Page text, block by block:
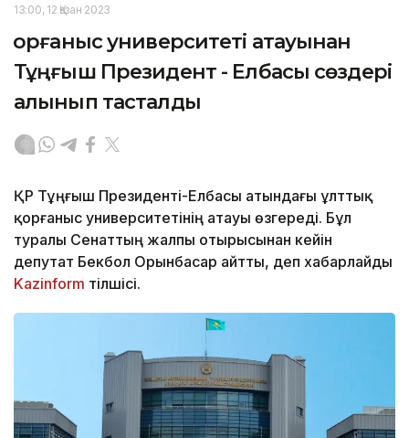
13:00, 12 Қазан 2023
Қорғаныс университеті атауынан
Тұңғыш Президент - Елбасы сөздері
алынып тасталды
ҚР Тұңғыш Президенті-Елбасы атындағы ұлттық
қорғаныс университетінің атауы өзгереді. Бұл
туралы Сенаттың жалпы отырысынан кейін
депутат Бекбол Орынбасар айтты, деп хабарлайды
Kazinform тілшісі.